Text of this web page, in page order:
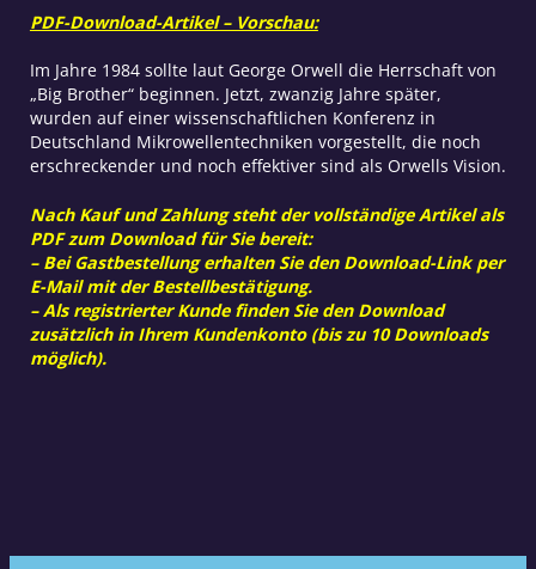
PDF-Download-Artikel – Vorschau:
Im Jahre 1984 sollte laut George Orwell die Herrschaft von
„Big Brother“ beginnen. Jetzt, zwanzig Jahre später,
wurden auf einer wissenschaftlichen Konferenz in
Deutschland Mikrowellentechniken vorgestellt, die noch
erschreckender und noch effektiver sind als Orwells Vision.
Nach Kauf und Zahlung steht der vollständige Artikel als
PDF zum Download für Sie bereit:
– Bei Gastbestellung erhalten Sie den Download-Link per
E-Mail mit der Bestellbestätigung.
– Als registrierter Kunde finden Sie den Download
zusätzlich in Ihrem Kundenkonto (bis zu 10 Downloads
möglich).